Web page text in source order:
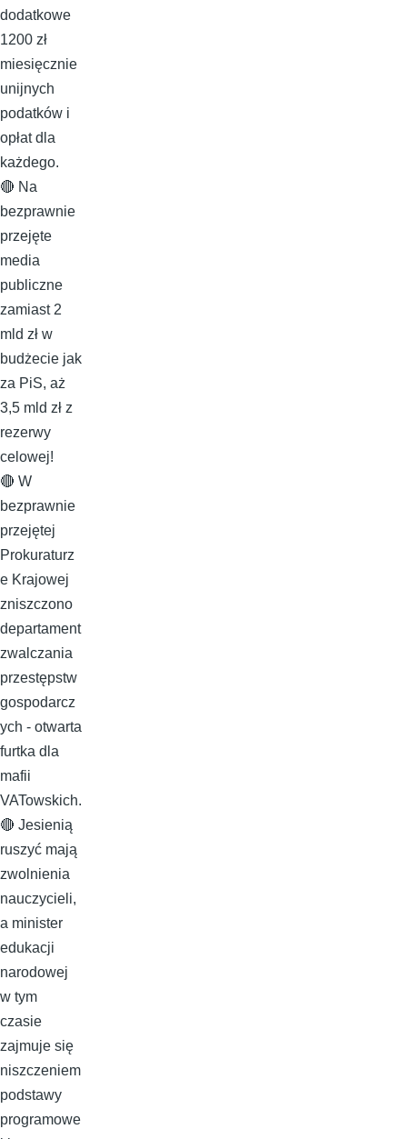
dodatkowe
1200 zł
miesięcznie
unijnych
podatków i
opłat dla
każdego.
🔴 Na
bezprawnie
przejęte
media
publiczne
zamiast 2
mld zł w
budżecie jak
za PiS, aż
3,5 mld zł z
rezerwy
celowej!
🔴 W
bezprawnie
przejętej
Prokuraturz
e Krajowej
zniszczono
departament
zwalczania
przestępstw
gospodarcz
ych - otwarta
furtka dla
mafii
VATowskich.
🔴 Jesienią
ruszyć mają
zwolnienia
nauczycieli,
a minister
edukacji
narodowej
w tym
czasie
zajmuje się
niszczeniem
podstawy
programowe